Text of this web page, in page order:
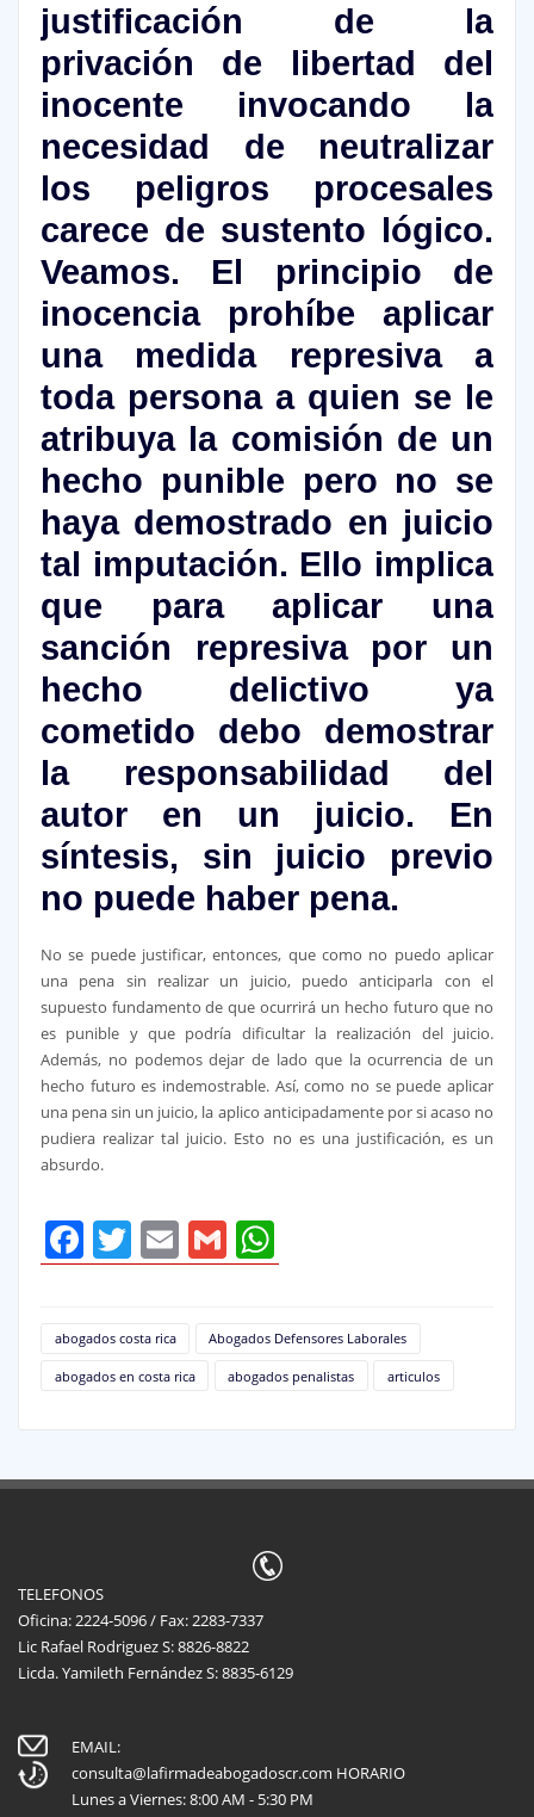
justificación de la
privación de libertad del
inocente invocando la
necesidad de neutralizar
los peligros procesales
carece de sustento lógico.
Veamos. El principio de
inocencia prohíbe aplicar
una medida represiva a
toda persona a quien se le
atribuya la comisión de un
hecho punible pero no se
haya demostrado en juicio
tal imputación. Ello implica
que para aplicar una
sanción represiva por un
hecho delictivo ya
cometido debo demostrar
la responsabilidad del
autor en un juicio. En
síntesis, sin juicio previo
no puede haber pena.
No se puede justificar, entonces, que como no puedo aplicar
una pena sin realizar un juicio, puedo anticiparla con el
supuesto fundamento de que ocurrirá un hecho futuro que no
es punible y que podría dificultar la realización del juicio.
Además, no podemos dejar de lado que la ocurrencia de un
hecho futuro es indemostrable. Así, como no se puede aplicar
una pena sin un juicio, la aplico anticipadamente por si acaso no
pudiera realizar tal juicio. Esto no es una justificación, es un
absurdo.
Facebook
Twitter
Email
GmailWhatsApp
abogados costa rica Abogados Defensores Laborales
abogados en costa rica abogados penalistas articulos
TELEFONOS
Oficina: 2224-5096 / Fax: 2283-7337
Lic Rafael Rodriguez S: 8826-8822
Licda. Yamileth Fernández S: 8835-6129
EMAIL:
consulta@lafirmadeabogadoscr.com HORARIO
Lunes a Viernes: 8:00 AM - 5:30 PM